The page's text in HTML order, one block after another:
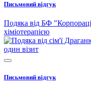
Письмовий відгук
Подяка від БФ
хіміотерапією
Письмовий відгук